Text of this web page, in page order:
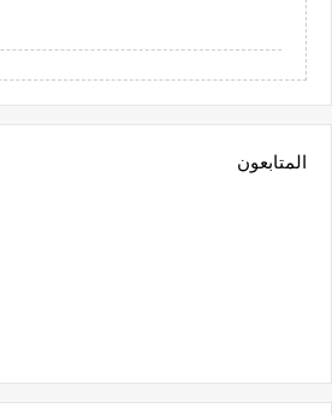
المتابعون